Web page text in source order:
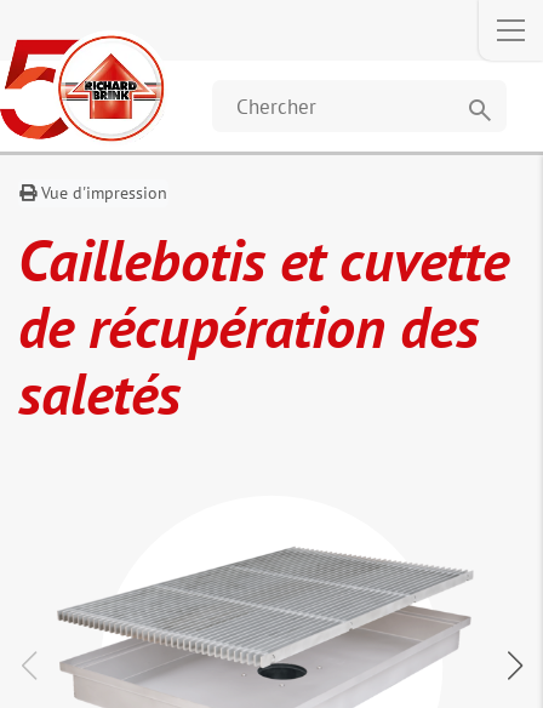
search
Vue d'impression
Caillebotis et cuvette
de récupération des
saletés
Description
Les